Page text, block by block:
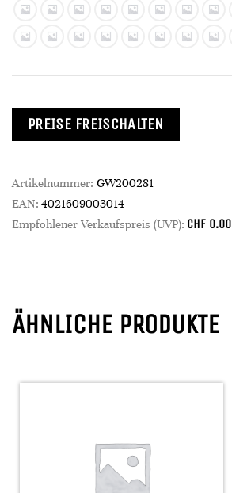
PREISE FREISCHALTEN
Artikelnummer: GW200281
EAN: 4021609003014
Empfohlener Verkaufspreis (UVP): CHF 0.00
ÄHNLICHE PRODUKTE